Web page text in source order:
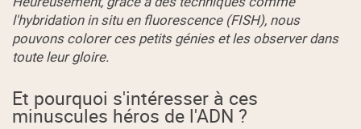
l'hybridation in situ en fluorescence (FISH), nous
pouvons colorer ces petits génies et les observer dans
toute leur gloire.
Et pourquoi s'intéresser à ces
minuscules héros de l'ADN ?